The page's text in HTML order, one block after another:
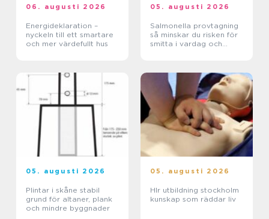
06. augusti 2026
Energideklaration –
nyckeln till ett smartare
och mer värdefullt hus
05. augusti 2026
Salmonella provtagning
så minskar du risken för
smitta i vardag och
05. augusti 2026
Plintar i skåne stabil
grund för altaner, plank
och mindre byggnader
05. augusti 2026
Hlr utbildning stockholm
kunskap som räddar liv